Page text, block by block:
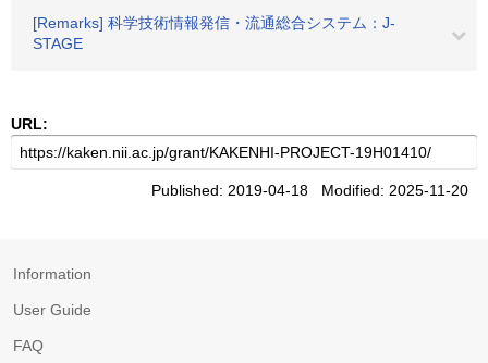
[Remarks] 科学技術情報発信・流通総合システム：J-
STAGE
URL:
Published: 2019-04-18 Modified: 2025-11-20
Information
User Guide
FAQ